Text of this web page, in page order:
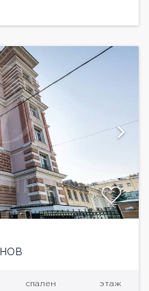
и прогрессивные
спален этаж